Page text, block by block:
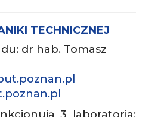
TECHNICZNEJ
dr hab. Tomasz